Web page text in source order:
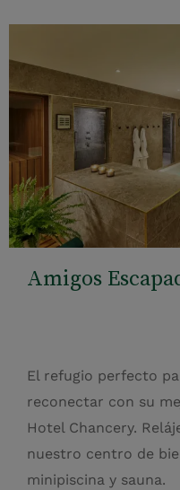
Amigos
El refugio perfecto
reconectar con su
Hotel Chancery.
nuestro centro de
minipiscina y sauna.